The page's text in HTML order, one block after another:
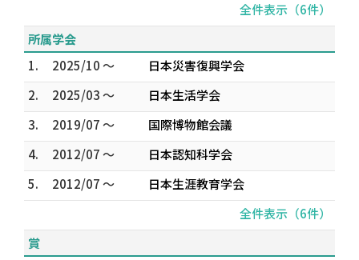
全件表示（6件）
所属学会
1.
2025/10 ～
日本災害復興学会
2.
2025/03 ～
日本生活学会
3.
2019/07 ～
国際博物館会議
4.
2012/07 ～
日本認知科学会
5.
2012/07 ～
日本生涯教育学会
全件表示（6件）
賞